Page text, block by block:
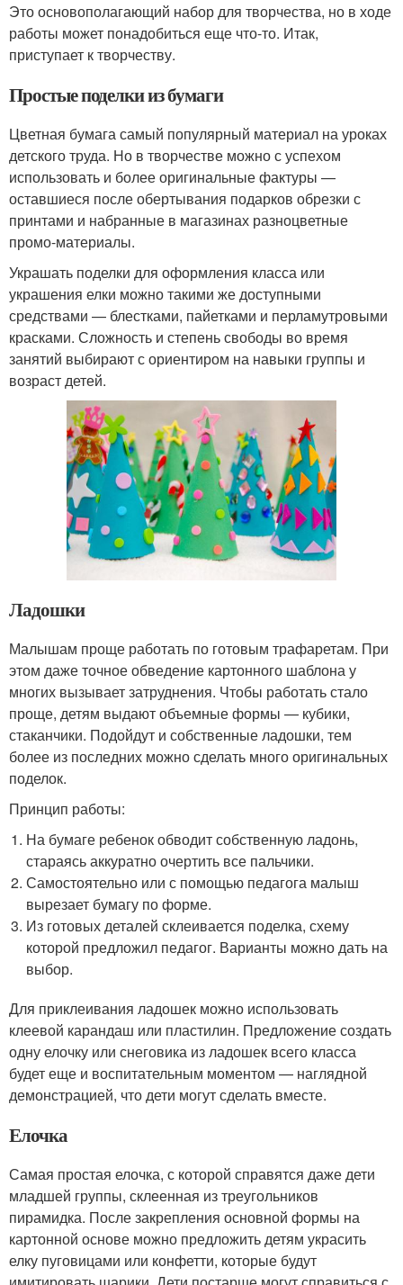
Это основополагающий набор для творчества, но в ходе
работы может понадобиться еще что-то. Итак,
приступает к творчеству.
Простые поделки из бумаги
Цветная бумага самый популярный материал на уроках
детского труда. Но в творчестве можно с успехом
использовать и более оригинальные фактуры —
оставшиеся после обертывания подарков обрезки с
принтами и набранные в магазинах разноцветные
промо-материалы.
Украшать поделки для оформления класса или
украшения елки можно такими же доступными
средствами — блестками, пайетками и перламутровыми
красками. Сложность и степень свободы во время
занятий выбирают с ориентиром на навыки группы и
возраст детей.
Ладошки
Малышам проще работать по готовым трафаретам. При
этом даже точное обведение картонного шаблона у
многих вызывает затруднения. Чтобы работать стало
проще, детям выдают объемные формы — кубики,
стаканчики. Подойдут и собственные ладошки, тем
более из последних можно сделать много оригинальных
поделок.
Принцип работы:
На бумаге ребенок обводит собственную ладонь,
стараясь аккуратно очертить все пальчики.
Самостоятельно или с помощью педагога малыш
вырезает бумагу по форме.
Из готовых деталей склеивается поделка, схему
которой предложил педагог. Варианты можно дать на
выбор.
Для приклеивания ладошек можно использовать
клеевой карандаш или пластилин. Предложение создать
одну елочку или снеговика из ладошек всего класса
будет еще и воспитательным моментом — наглядной
демонстрацией, что дети могут сделать вместе.
Елочка
Самая простая елочка, с которой справятся даже дети
младшей группы, склеенная из треугольников
пирамидка. После закрепления основной формы на
картонной основе можно предложить детям украсить
елку пуговицами или конфетти, которые будут